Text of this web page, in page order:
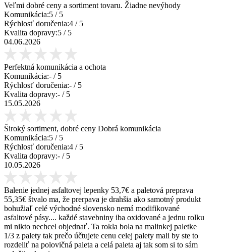
Veľmi dobré ceny a sortiment tovaru. Žiadne nevýhody
Komunikácia:5 / 5
Rýchlosť doručenia:4 / 5
Kvalita dopravy:5 / 5
04.06.2026
Perfektná komunikácia a ochota
Komunikácia:- / 5
Rýchlosť doručenia:- / 5
Kvalita dopravy:- / 5
15.05.2026
Široký sortiment, dobré ceny Dobrá komunikácia
Komunikácia:5 / 5
Rýchlosť doručenia:4 / 5
Kvalita dopravy:- / 5
10.05.2026
Balenie jednej asfaltovej lepenky 53,7€ a paletová preprava
55,35€ štvalo ma, že prerpava je drahšia ako samotný produkt
bohužiaľ celé východné slovensko nemá modifikované
asfaltové pásy.... každé stavebniny iba oxidované a jednu rolku
mi nikto nechcel objednať. Ta rokla bola na malinkej paletke
1/3 z palety tak prečo účtujete cenu celej palety mali by ste to
rozdeliť na polovičná paleta a celá paleta aj tak som si to sám